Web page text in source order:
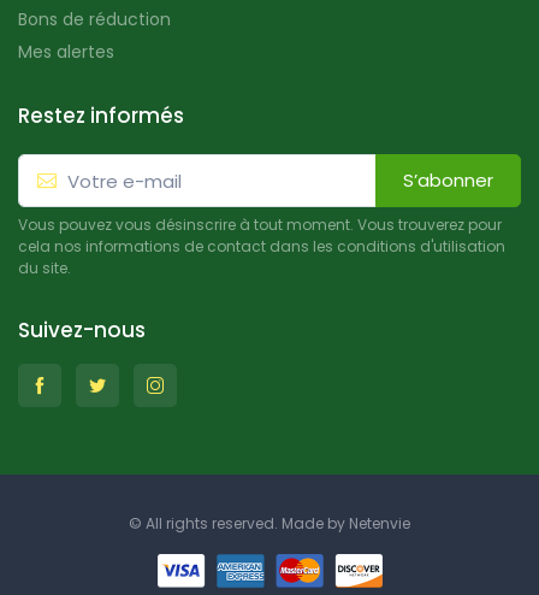
Bons de réduction
Mes alertes
Restez informés
S’abonner
Vous pouvez vous désinscrire à tout moment. Vous trouverez pour
cela nos informations de contact dans les conditions d'utilisation
du site.
Suivez-nous
© All rights reserved. Made by Netenvie